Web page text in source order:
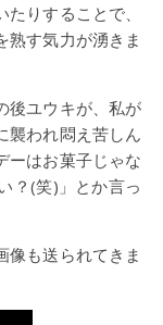
りすることで、
熟す気力が湧きま
後ユウキが、私が
襲われ悶え苦しん
ーはお菓子じゃな
？(笑)」とか言っ
も送られてきま